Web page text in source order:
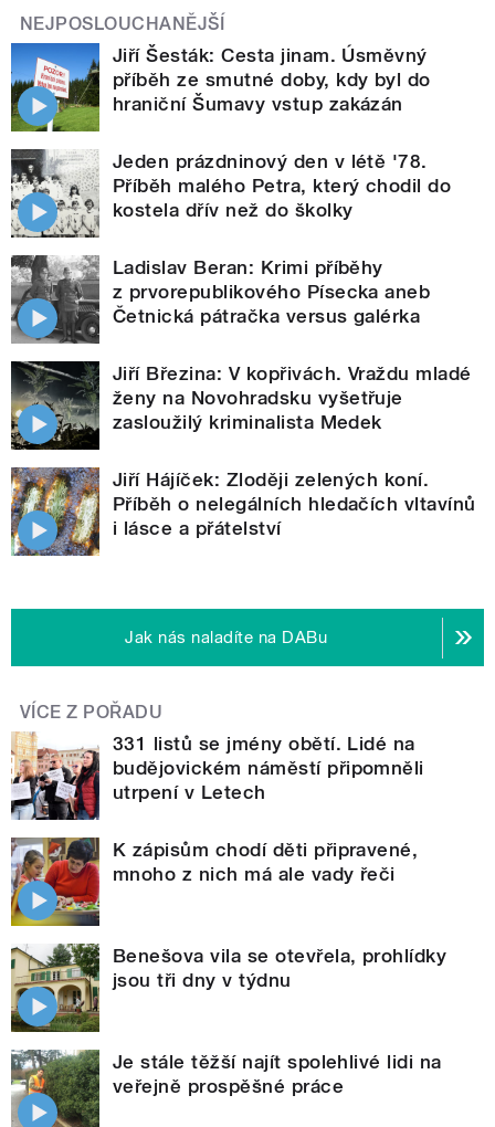
NEJPOSLOUCHANĚJŠÍ
Jiří Šesták: Cesta jinam. Úsměvný
příběh ze smutné doby, kdy byl do
hraniční Šumavy vstup zakázán
Jeden prázdninový den v létě '78.
Příběh malého Petra, který chodil do
kostela dřív než do školky
Ladislav Beran: Krimi příběhy
z prvorepublikového Písecka aneb
Četnická pátračka versus galérka
Jiří Březina: V kopřivách. Vraždu mladé
ženy na Novohradsku vyšetřuje
zasloužilý kriminalista Medek
Jiří Hájíček: Zloději zelených koní.
Příběh o nelegálních hledačích vltavínů
i lásce a přátelství
Jak nás naladíte na DABu
VÍCE Z POŘADU
331 listů se jmény obětí. Lidé na
budějovickém náměstí připomněli
utrpení v Letech
K zápisům chodí děti připravené,
mnoho z nich má ale vady řeči
Benešova vila se otevřela, prohlídky
jsou tři dny v týdnu
Je stále těžší najít spolehlivé lidi na
veřejně prospěšné práce